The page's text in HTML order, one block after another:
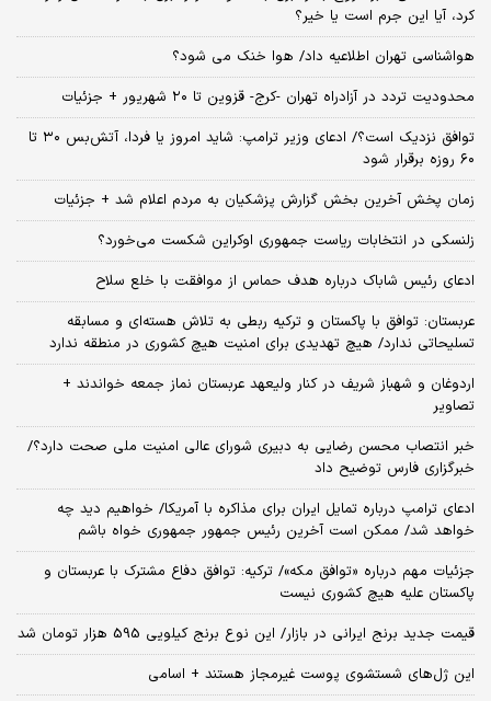
کرد، آیا این جرم است یا خیر؟
هواشناسی تهران اطلاعیه داد/ هوا خنک می شود؟
محدودیت تردد در آزادراه تهران -کرج- قزوین تا ۲۰ شهریور + جزئیات
توافق نزدیک است؟/ ادعای وزیر ترامپ: شاید امروز یا فردا، آتش‌بس ۳۰ تا
۶۰ روزه برقرار شود
زمان پخش آخرین بخش گزارش پزشکیان به مردم اعلام شد + جزئیات
زلنسکی در انتخابات ریاست جمهوری اوکراین شکست می‌خورد؟
ادعای رئیس شاباک درباره هدف حماس از موافقت با خلع سلاح
عربستان: توافق با پاکستان و ترکیه ربطی به تلاش هسته‌ای و مسابقه
تسلیحاتی ندارد/ هیچ تهدیدی برای امنیت هیچ کشوری در منطقه ندارد
اردوغان و شهباز شریف در کنار ولیعهد عربستان نماز جمعه خواندند +
تصاویر
خبر انتصاب محسن رضایی به دبیری شورای عالی امنیت ملی صحت دارد؟/
خبرگزاری فارس توضیح داد
ادعای ترامپ درباره تمایل ایران برای مذاکره با آمریکا/ خواهیم دید چه
خواهد شد/ ممکن است آخرین رئیس‌ جمهور جمهوری خواه باشم
جزئیات مهم درباره «توافق مکه»/ ترکیه‌: توافق دفاع مشترک با عربستان و
پاکستان علیه هیچ کشوری نیست
قیمت جدید برنج ایرانی در بازار/ این نوع برنج کیلویی 595 هزار تومان شد
این ژل‌های شستشوی پوست غیرمجاز هستند + اسامی